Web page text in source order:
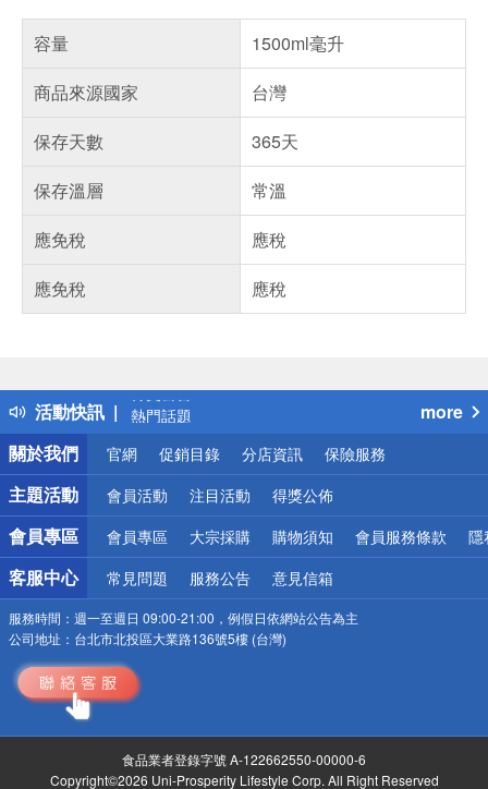
容量
1500ml毫升
商品來源國家
台灣
保存天數
365天
保存溫層
常溫
應免稅
應稅
應免稅
應稅
活動快訊
得獎公告
熱門話題
銀行優惠
偏遠地區配送
詐騙網頁！請小心！
more
關於我們
官網 促銷目錄 分店資訊 保險服務
主題活動 會員活動 注目活動 得獎公佈
會員專區 會員專區 大宗採購 購物須知 會員服務條款 隱
客服中心 常見問題 服務公告 意見信箱
服務時間： 週一至週日 09:00-21:00，例假日依網站公告為主
公司地址： 台北市北投區大業路136號5樓 (台灣)
食品業者登錄字號 A-122662550-00000-6
Copyright©2026 Uni-Prosperity Lifestyle Corp. All Right Reserved